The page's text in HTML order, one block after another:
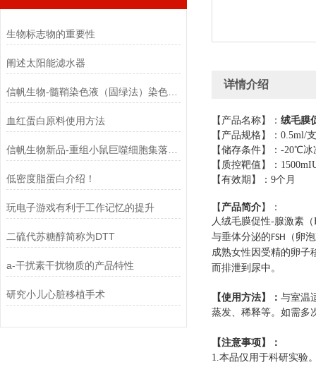
生物标志物的重要性
阐述太阳能滤水器
信帆生物-髓鞘染色液（固绿法）染色结果
血红蛋白原料使用方法
低密度脂蛋白介绍！
玩电子游戏有利于工作记忆的提升
二硫代苏糖醇简称为DTT
a-干扰素干扰物质的产品特性
研究小儿心脏移植手术
详情介绍
【产品名称】： 绒毛膜
【产品规格】： 0.5ml/
【储存条件】： -20℃冰
【质控靶值】：
【有效期】： 9个月
【 产品简介】 ：
人绒毛膜促性-腺激素（
与垂体分泌的FSH （卵
成熟女性因受精的卵子
而排泄到尿中。
【使用方法】： 与室温
蒸发、稀释等。如需多
【注意事项】：
1.本品仅用于科研实验